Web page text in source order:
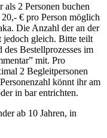
2 Personen buchen
€ pro Person möglich
Die Anzahl der an der
jedoch gleich. Bitte teilt
des Bestellprozesses im
mit. Pro
2 Begleitpersonen
könnt ihr am
in bar entrichten.
ab 10 Jahren, in